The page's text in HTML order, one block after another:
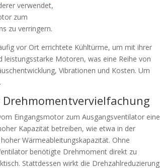
verwendet,
zum
zu verringern.
vor Ort errichtete Kühltürme, um mit ihrer
Motoren, was eine Reihe von
Vibrationen und Kosten. Um
Eingangsmotor zum Ausgangsventilator
Kapazität betreiben, wie etwa in der
Wärmeableitungskapazität. Ohne
benötigte Drehmoment direkt zu
Stattdessen wirkt die Drehzahlreduzierung